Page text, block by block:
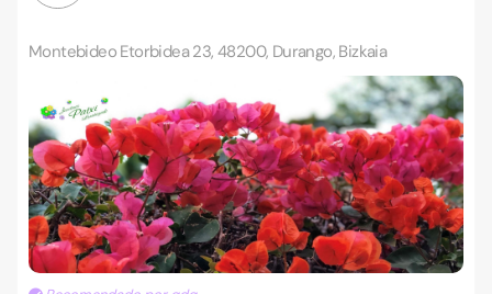
Montebideo Etorbidea 23, 48200, Durango, Bizkaia